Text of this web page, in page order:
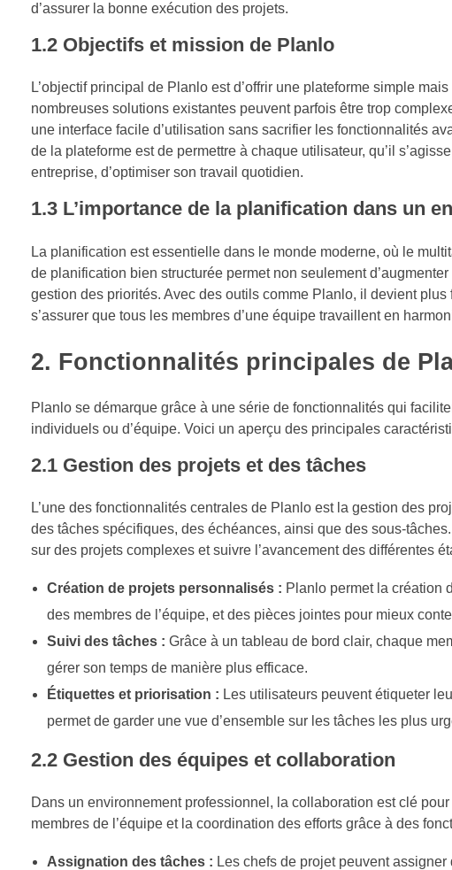
d’assurer la bonne exécution des projets.
1.2 Objectifs et mission de Planlo
L’objectif principal de Planlo est d’offrir une plateforme simple
nombreuses solutions existantes peuvent parfois être trop
une interface facile d’utilisation sans sacrifier les fonctionnalités
de la plateforme est de permettre à chaque utilisateur, qu’il
entreprise, d’optimiser son travail quotidien.
1.3 L’importance de la planification dans un
La planification est essentielle dans le monde moderne, où le
de planification bien structurée permet non seulement
gestion des priorités. Avec des outils comme Planlo, il devient
s’assurer que tous les membres d’une équipe travaillent en
2. Fonctionnalités principales de
Planlo se démarque grâce à une série de fonctionnalités qui
individuels ou d’équipe. Voici un aperçu des principales
2.1 Gestion des projets et des tâches
L’une des fonctionnalités centrales de Planlo est la gestion des
des tâches spécifiques, des échéances, ainsi que des sous-
sur des projets complexes et suivre l’avancement des différentes
Création de projets personnalisés : Planlo permet la création
des membres de l’équipe, et des pièces jointes pour mieux
Suivi des tâches : Grâce à un tableau de bord clair, chaque
gérer son temps de manière plus efficace.
Étiquettes et priorisation : Les utilisateurs peuvent étiqueter
permet de garder une vue d’ensemble sur les tâches les plus
2.2 Gestion des équipes et collaboration
Dans un environnement professionnel, la collaboration est clé
membres de l’équipe et la coordination des efforts grâce à des
Assignation des tâches : Les chefs de projet peuvent